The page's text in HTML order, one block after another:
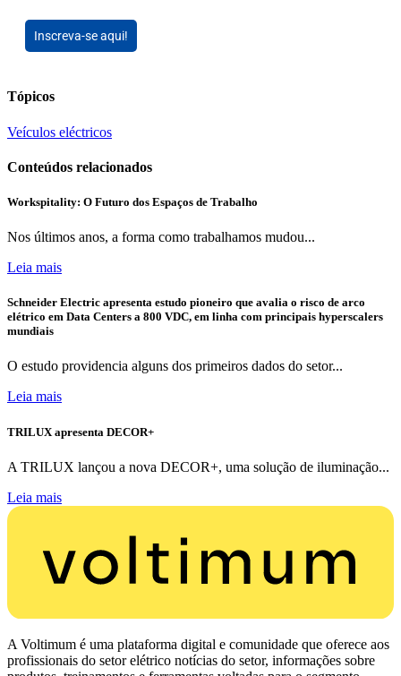
Inscreva-se aqui!
Tópicos
Veículos eléctricos
Conteúdos relacionados
Workspitality: O Futuro dos Espaços de Trabalho
Nos últimos anos, a forma como trabalhamos mudou...
Leia mais
Schneider Electric apresenta estudo pioneiro que avalia o risco de arco
elétrico em Data Centers a 800 VDC, em linha com principais hyperscalers
mundiais
O estudo providencia alguns dos primeiros dados do setor...
Leia mais
TRILUX apresenta DECOR+
A TRILUX lançou a nova DECOR+, uma solução de iluminação...
Leia mais
A Voltimum é uma plataforma digital e comunidade que oferece aos
profissionais do setor elétrico notícias do setor, informações sobre